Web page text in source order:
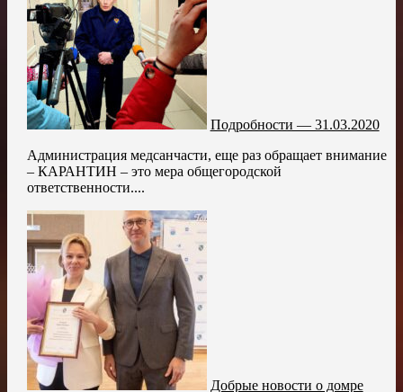
Подробности — 31.03.2020
Администрация медсанчасти, еще раз обращает внимание
– КАРАНТИН – это мера общегородской
ответственности....
Добрые новости о домре